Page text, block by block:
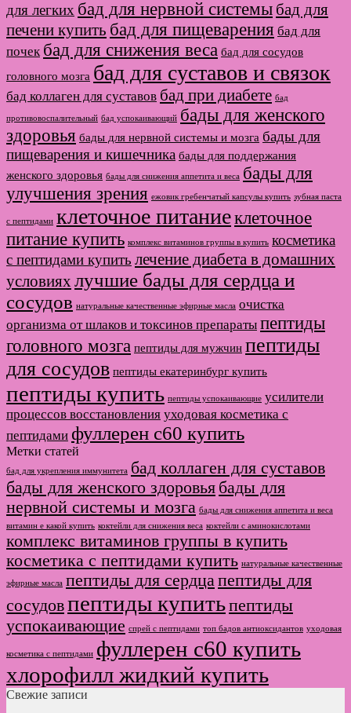
для легких бад для нервной системы бад для
печени купить бад для пищеварения бад для
почек бад для снижения веса бад для сосудов
головного мозга бад для суставов и связок
бад коллаген для суставов бад при диабете бад
противовоспалительный бад успокаивающий бады для женского
здоровья бады для нервной системы и мозга бады для
пищеварения и кишечника бады для поддержания
женского здоровья бады для снижения аппетита и веса бады для
улучшения зрения ежовик гребенчатый капсулы купить зубная паста
с пептидами клеточное питаниеклеточное
питание купить комплекс витаминов группы в купить косметика
с пептидами купить лечение диабета в домашних
условиях лучшие бады для сердца и
сосудов натуральные качественные эфирные масла очистка
организма от шлаков и токсинов препараты пептиды
головного мозга пептиды для мужчин пептиды
для сосудов пептиды екатеринбург купить
пептиды купить пептиды успокаивающие усилители
процессов восстановления уходовая косметика с
пептидами фуллерен с60 купить
Метки статей
бад для укрепления иммунитета бад коллаген для суставов
бады для женского здоровья бады для
нервной системы и мозга бады для снижения аппетита и веса
витамин е какой купить коктейли для снижения веса коктейли с аминокислотами
комплекс витаминов группы в купить
косметика с пептидами купить натуральные качественные
эфирные масла пептиды для сердца пептиды для
сосудовпептиды купитьпептиды
успокаивающие спрей с пептидами топ бадов антиоксидантов уходовая
косметика с пептидами фуллерен с60 купить
хлорофилл жидкий купить
Свежие записи